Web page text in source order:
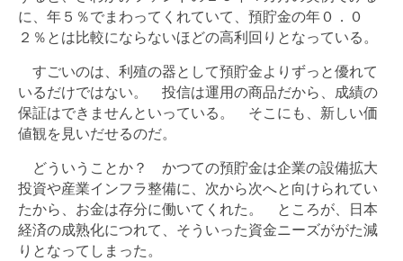
に、年５％でまわってくれていて、預貯金の年０．０
２％とは比較にならないほどの高利回りとなっている。
すごいのは、利殖の器として預貯金よりずっと優れて
いるだけではない。 投信は運用の商品だから、成績の
保証はできませんといっている。 そこにも、新しい価
値観を見いだせるのだ。
どういうことか？ かつての預貯金は企業の設備拡大
投資や産業インフラ整備に、次から次へと向けられてい
たから、お金は存分に働いてくれた。 ところが、日本
経済の成熟化につれて、そういった資金ニーズががた減
りとなってしまった。